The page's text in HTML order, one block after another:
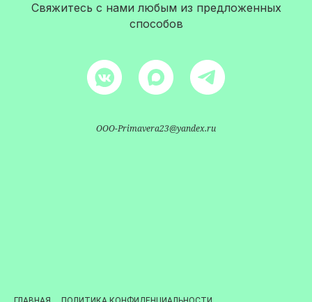
Свяжитесь с нами любым из предложенных
способов
OOO-Primavera23@yandex.ru